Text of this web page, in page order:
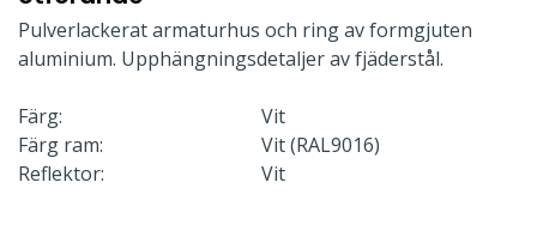
Pulverlackerat armaturhus och ring av formgjuten
aluminium. Upphängningsdetaljer av fjäderstål.
Färg:
Vit
Färg ram:
Vit (RAL9016)
Reflektor:
Vit